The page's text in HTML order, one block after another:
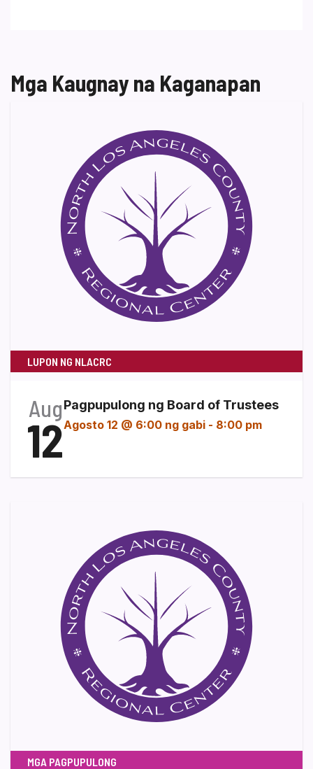
Mga Kaugnay na Kaganapan
LUPON NG NLACRC
Aug
12
Pagpupulong ng Board of Trustees
Agosto 12 @ 6:00 ng gabi - 8:00 pm
MGA PAGPUPULONG